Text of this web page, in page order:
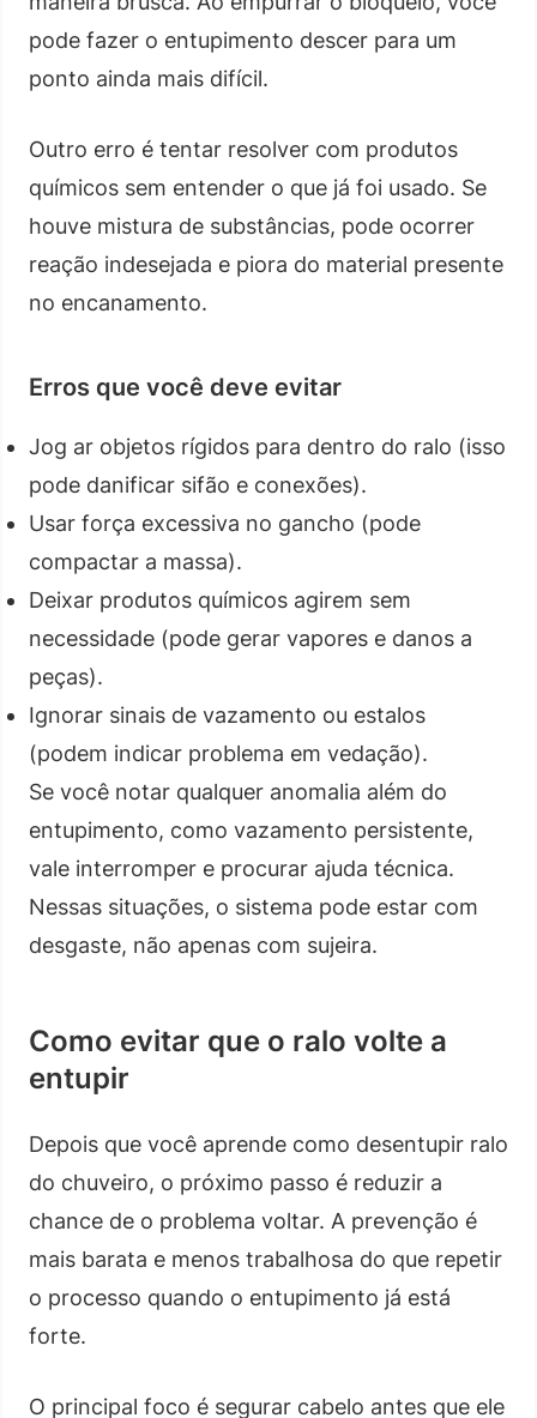
pode fazer o entupimento descer para um
ponto ainda mais difícil.
Outro erro é tentar resolver com produtos
químicos sem entender o que já foi usado. Se
houve mistura de substâncias, pode ocorrer
reação indesejada e piora do material presente
no encanamento.
Erros que você deve evitar
Jog ar objetos rígidos para dentro do ralo (isso
pode danificar sifão e conexões).
Usar força excessiva no gancho (pode
compactar a massa).
Deixar produtos químicos agirem sem
necessidade (pode gerar vapores e danos a
peças).
Ignorar sinais de vazamento ou estalos
(podem indicar problema em vedação).
Se você notar qualquer anomalia além do
entupimento, como vazamento persistente,
vale interromper e procurar ajuda técnica.
Nessas situações, o sistema pode estar com
desgaste, não apenas com sujeira.
Como evitar que o ralo volte a
entupir
Depois que você aprende como desentupir ralo
do chuveiro, o próximo passo é reduzir a
chance de o problema voltar. A prevenção é
mais barata e menos trabalhosa do que repetir
o processo quando o entupimento já está
forte.
O principal foco é segurar cabelo antes que ele